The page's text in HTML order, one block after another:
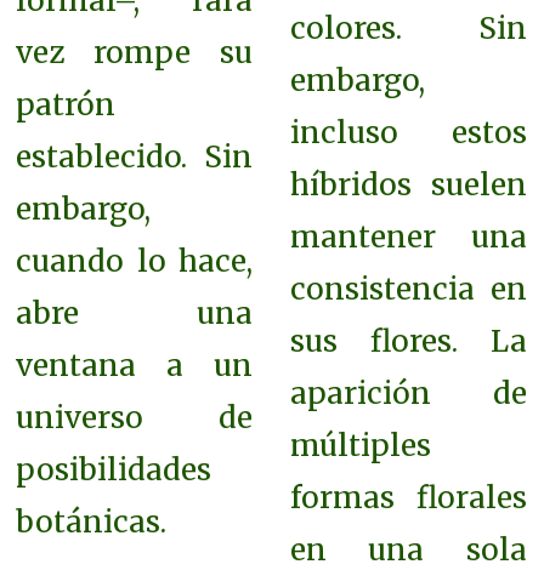
vez rompe su
patrón
establecido. Sin
embargo,
cuando lo hace,
abre una
ventana a un
universo de
posibilidades
botánicas.
colores. Sin
embargo,
incluso estos
híbridos suelen
mantener una
consistencia en
sus flores. La
aparición de
múltiples
formas florales
en una sola